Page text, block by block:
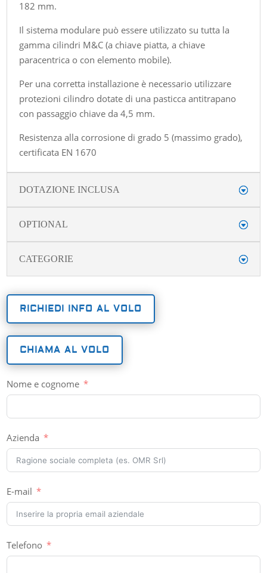
182 mm.
Il sistema modulare può essere utilizzato su tutta la
gamma cilindri M&C (a chiave piatta, a chiave
paracentrica o con elemento mobile).
Per una corretta installazione è necessario utilizzare
protezioni cilindro dotate di una pasticca antitrapano
con passaggio chiave da 4,5 mm.
Resistenza alla corrosione di grado 5 (massimo grado),
certificata EN 1670
DOTAZIONE INCLUSA
OPTIONAL
CATEGORIE
RICHIEDI INFO AL VOLO
CHIAMA AL VOLO
Nome e cognome
Azienda
E-mail
Telefono